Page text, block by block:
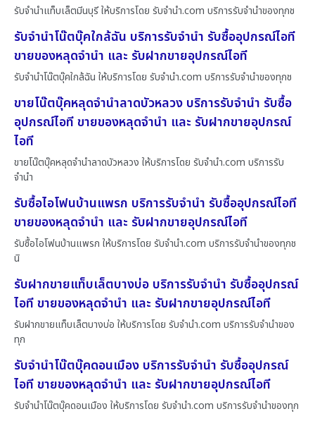
รับจำนำแท็บเล็ตมีนบุรี ให้บริการโดย รับจํานํา.com บริการรับจำนำของทุกช
รับจำนำโน๊ตบุ๊คใกล้ฉัน บริการรับจำนำ รับซื้ออุปกรณ์ไอที
ขายของหลุดจำนำ และ รับฝากขายอุปกรณ์ไอที
รับจำนำโน๊ตบุ๊คใกล้ฉัน ให้บริการโดย รับจํานํา.com บริการรับจำนำของทุกช
ขายโน๊ตบุ๊คหลุดจำนำลาดบัวหลวง บริการรับจำนำ รับซื้อ
อุปกรณ์ไอที ขายของหลุดจำนำ และ รับฝากขายอุปกรณ์
ไอที
ขายโน๊ตบุ๊คหลุดจำนำลาดบัวหลวง ให้บริการโดย รับจํานํา.com บริการรับ
จำนำ
รับซื้อไอโฟนบ้านแพรก บริการรับจำนำ รับซื้ออุปกรณ์ไอที
ขายของหลุดจำนำ และ รับฝากขายอุปกรณ์ไอที
รับซื้อไอโฟนบ้านแพรก ให้บริการโดย รับจํานํา.com บริการรับจำนำของทุกช
นิ
รับฝากขายแท็บเล็ตบางบ่อ บริการรับจำนำ รับซื้ออุปกรณ์
ไอที ขายของหลุดจำนำ และ รับฝากขายอุปกรณ์ไอที
รับฝากขายแท็บเล็ตบางบ่อ ให้บริการโดย รับจํานํา.com บริการรับจำนำของ
ทุก
รับจำนำโน๊ตบุ๊คดอนเมือง บริการรับจำนำ รับซื้ออุปกรณ์
ไอที ขายของหลุดจำนำ และ รับฝากขายอุปกรณ์ไอที
รับจำนำโน๊ตบุ๊คดอนเมือง ให้บริการโดย รับจํานํา.com บริการรับจำนำของทุก